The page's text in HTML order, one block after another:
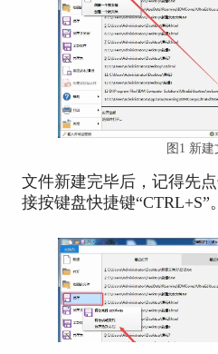
图1 新建
文件新建完毕后，记得先
接按键盘快捷键“CTRL+S”。